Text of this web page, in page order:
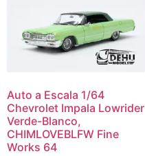
Auto a Escala 1/64
Chevrolet Impala Lowrider
Verde-Blanco,
CHIMLOVEBLFW Fine
Works 64